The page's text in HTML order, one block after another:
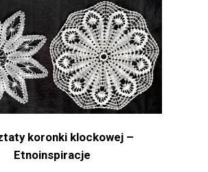
koronki klockowej –
Etnoinspiracje